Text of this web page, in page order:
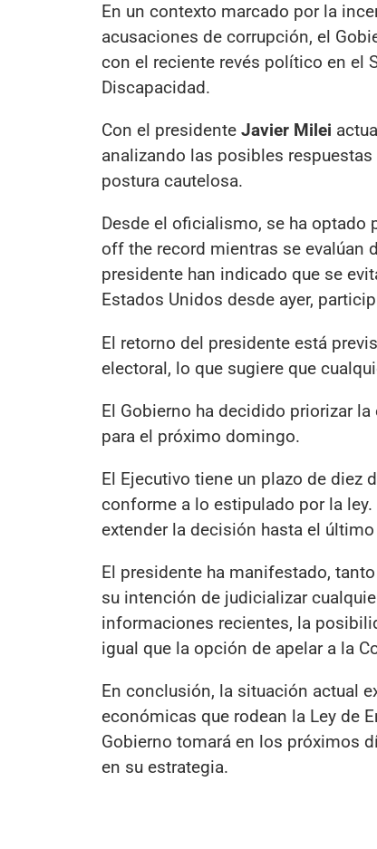
En un contexto marcado por la
acusaciones de corrupción, el
con el reciente revés político en el
Discapacidad.
Con el presidente Javier Milei
analizando las posibles
postura cautelosa.
Desde el oficialismo, se ha optado
off the record mientras se evalúan
presidente han indicado que se
Estados Unidos desde ayer,
El retorno del presidente está
electoral, lo que sugiere que
El Gobierno ha decidido priorizar
para el próximo domingo.
El Ejecutivo tiene un plazo de diez
conforme a lo estipulado por la
extender la decisión hasta el
El presidente ha manifestado,
su intención de judicializar
informaciones recientes, la
igual que la opción de apelar a la
En conclusión, la situación actual
económicas que rodean la Ley de
Gobierno tomará en los próximos
en su estrategia.